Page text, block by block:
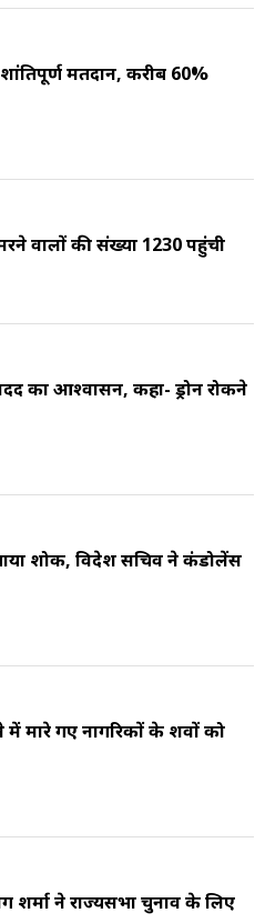
मतदान, करीब 60%
वालों की संख्या 1230 पहुंची
का आश्वासन, कहा- ड्रोन रोकने
शोक, विदेश सचिव ने कंडोलेंस
में मारे गए नागरिकों के शवों को
शर्मा ने राज्यसभा चुनाव के लिए